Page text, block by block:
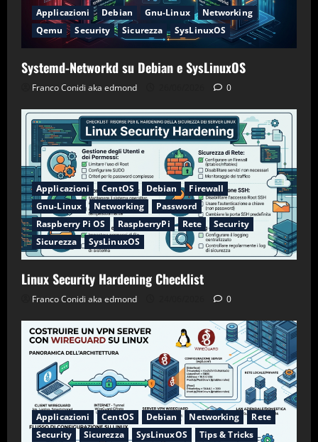
Applicazioni Debian Gnu-Linux
Networking
Qemu
Security Sicurezza SysLinuxOS
Systemd-Networkd su Debian e SysLinuxOS
Franco Conidi aka edmond 0
Applicazioni CentOS Debian
Firewall
Gnu-Linux
Networking
Password
Raspberry Pi OS
RaspberryPi Rete
Security
Sicurezza
SysLinuxOS
Linux Security Hardening Checklist
Franco Conidi aka edmond 0
Applicazioni CentOS Debian Networking
Rete
Security
Sicurezza SysLinuxOS
Tips & Tricks